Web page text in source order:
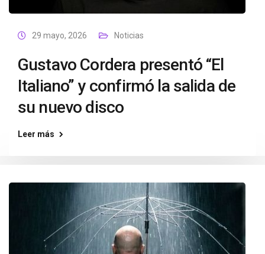
29 mayo, 2026 Noticias
Gustavo Cordera presentó “El
Italiano” y confirmó la salida de
su nuevo disco
Leer más